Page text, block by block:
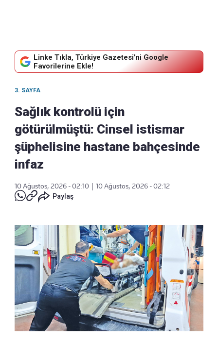
Linke Tıkla, Türkiye Gazetesi'ni Google
Favorilerine Ekle!
3. SAYFA
Sağlık kontrolü için
götürülmüştü: Cinsel istismar
şüphelisine hastane bahçesinde
infaz
10 Ağustos, 2026 - 02:10
10 Ağustos, 2026 - 02:12
Paylaş